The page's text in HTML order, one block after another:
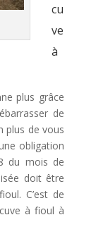
cu
ve
à
plus grâce
de
plus de vous
obligation
du mois de
doit être
C’est de
à fioul à